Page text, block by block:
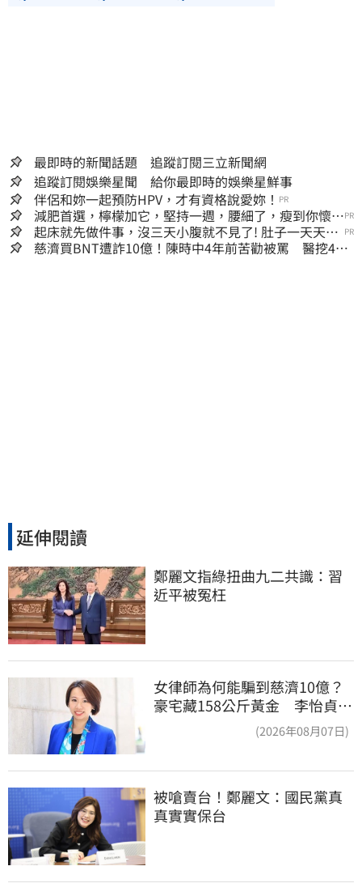
最即時的新聞話題 追蹤訂閱三立新聞網
追蹤訂閱娛樂星聞 給你最即時的娛樂星鮮事
伴侶和妳一起預防HPV，才有資格說愛妳！ PR
減肥首選，檸檬加它，堅持一週，腰細了，瘦到你懷疑
人生
PR
起床就先做件事，沒三天小腹就不見了! 肚子一天天變
小！
PR
慈濟買BNT遭詐10億！陳時中4年前苦勸被罵 醫挖4年
延伸閱讀
鄭麗文指綠扭曲九二共識：習
近平被冤枉
女律師為何能騙到慈濟10億？
豪宅藏158公斤黃金 李怡貞驚
(2026年08月07日)
被嗆賣台！鄭麗文：國民黨真
真實實保台